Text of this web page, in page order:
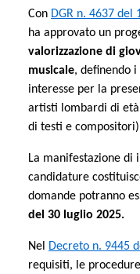
Con DGR n. 4637 del
ha approvato un
valorizzazione di
musicale, definendo
interesse per la
artisti lombardi di
di testi e
La manifestazione di
candidature
domande potranno
del 30 luglio 2025.
Nel Decreto n. 9445
requisiti, le